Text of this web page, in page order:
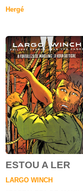
Hergé
ESTOU A LER
LARGO WINCH